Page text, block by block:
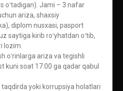
oʻtadigan). Jami – 3 nafar
ariza, shaxsiy
diplom nusxasi, pasport
saytiga kirib roʻyhatdan oʻtib,
lozim.
oʻrinlarga ariza va tegishli
kuni soat 17:00 ga qadar qabul
yoki korrupsiya holatlari